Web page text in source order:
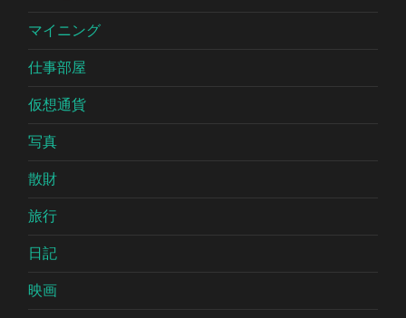
マイニング
仕事部屋
仮想通貨
写真
散財
旅行
日記
映画